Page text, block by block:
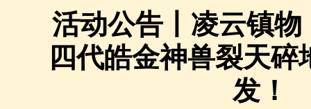
活动公告丨凌云镇
四代皓金神兽裂天碎
发！